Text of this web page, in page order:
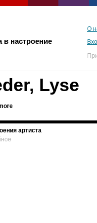
в настроение
О
Lyse
артиста